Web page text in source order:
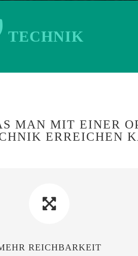
TECHNIK
MAN MIT EINER
ERREICHEN
REICHBARKEIT